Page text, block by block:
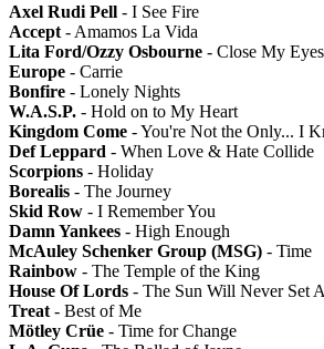
Axel Rudi Pell - I See Fire
Accept - Amamos La Vida
Lita Ford/Ozzy Osbourne - Close My
Europe - Carrie
Bonfire - Lonely Nights
W.A.S.P. - Hold on to My Heart
Kingdom Come - You're Not the Only... I
Def Leppard - When Love & Hate Collide
Scorpions - Holiday
Borealis - The Journey
Skid Row - I Remember You
Damn Yankees - High Enough
McAuley Schenker Group (MSG) - Time
Rainbow - The Temple of the King
House Of Lords - The Sun Will Never Set
Treat - Best of Me
Mötley Crüe - Time for Change